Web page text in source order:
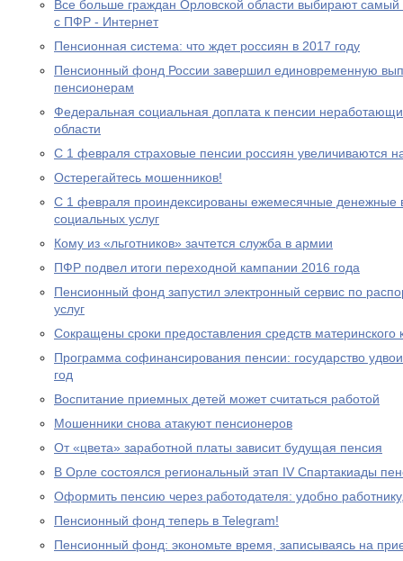
Все больше граждан Орловской области выбирают
с ПФР - Интернет
Пенсионная система: что ждет россиян в 2017 году
Пенсионный фонд России завершил единовременную
пенсионерам
Федеральная социальная доплата к пенсии
области
С 1 февраля страховые пенсии россиян увеличиваются
Остерегайтесь мошенников!
С 1 февраля проиндексированы ежемесячные денежные
социальных услуг
Кому из «льготников» зачтется служба в армии
ПФР подвел итоги переходной кампании 2016 года
Пенсионный фонд запустил электронный сервис по
услуг
Сокращены сроки предоставления средств материнского
Программа софинансирования пенсии: государство
год
Воспитание приемных детей может считаться работой
Мошенники снова атакуют пенсионеров
От «цвета» заработной платы зависит будущая пенсия
В Орле состоялся региональный этап IV Спартакиады
Оформить пенсию через работодателя: удобно
Пенсионный фонд теперь в Telegram!
Пенсионный фонд: экономьте время, записываясь на